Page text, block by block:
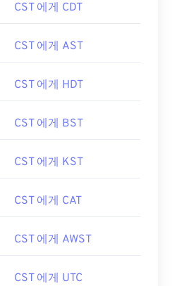
CST 에게 CDT
CST 에게 AST
CST 에게 HDT
CST 에게 BST
CST 에게 KST
CST 에게 CAT
CST 에게 AWST
CST 에게 UTC